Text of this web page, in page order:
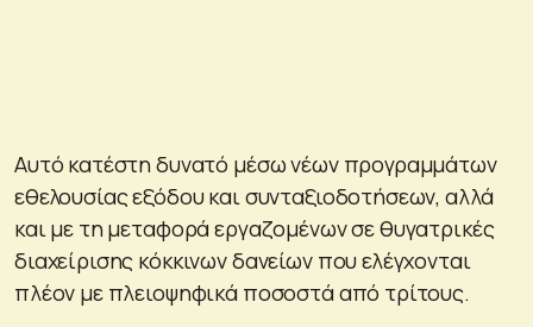
Αυτό κατέστη δυνατό μέσω νέων προγραμμάτων
εθελουσίας εξόδου και συνταξιοδοτήσεων, αλλά
και με τη μεταφορά εργαζομένων σε θυγατρικές
διαχείρισης κόκκινων δανείων που ελέγχονται
πλέον με πλειοψηφικά ποσοστά από τρίτους.